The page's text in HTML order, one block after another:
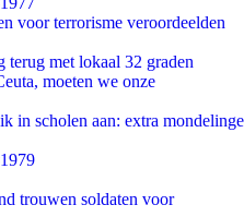
voor terrorisme veroordeelden
terug met lokaal 32 graden
moeten we onze
in scholen aan: extra mondelinge
trouwen soldaten voor